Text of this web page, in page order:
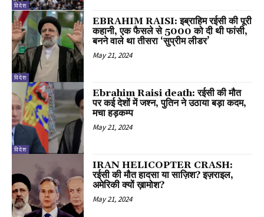
विदेश
विदेश
EBRAHIM RAISI: इब्राहिम रईसी की पूरी
कहानी, एक फैसले से 5000 को दी थी फांसी,
बनने वाले था तीसरा ‘सुप्रीम लीडर’
May 21, 2024
विदेश
Ebrahim Raisi death: रईसी की मौत
पर कई देशों में जश्न, पुतिन ने उठाया बड़ा कदम,
मचा हड़कम्प
May 21, 2024
IRAN HELICOPTER CRASH:
रईसी की मौत हादसा या साज़िश? इज़राइल,
अमेरिकी क्यों ख़ामोश?
May 21, 2024